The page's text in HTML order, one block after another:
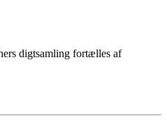
digtsamling fortælles af